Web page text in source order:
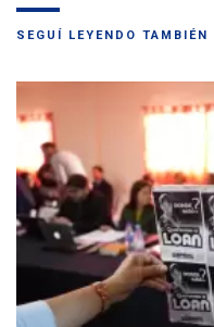
SEGUÍ LEYENDO TAMBIÉN